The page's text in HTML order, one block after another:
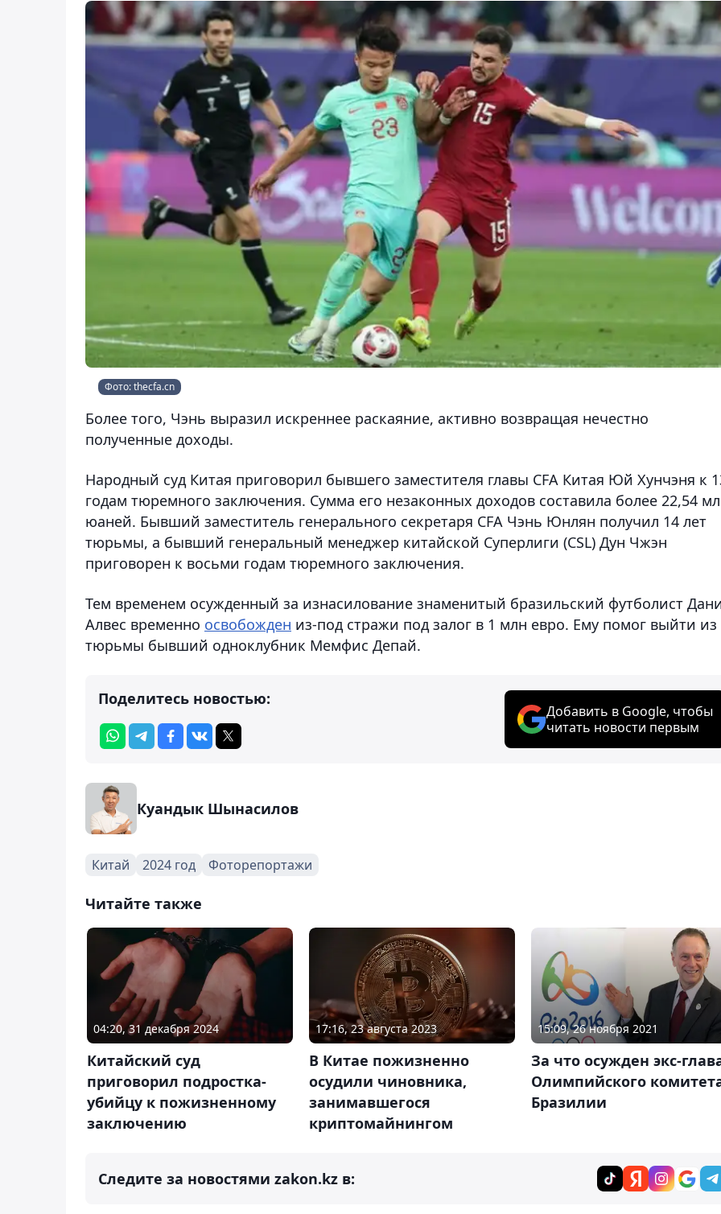
Фото: thecfa.cn
Более того, Чэнь выразил искреннее раскаяние, активно возвращая нечестно
полученные доходы.
Народный суд Китая приговорил бывшего заместителя главы CFA Китая Юй Хунчэня к
годам тюремного заключения. Сумма его незаконных доходов составила более 22,54
юаней. Бывший заместитель генерального секретаря CFA Чэнь Юнлян получил 14 лет
тюрьмы, а бывший генеральный менеджер китайской Суперлиги (CSL) Дун Чжэн
приговорен к восьми годам тюремного заключения.
Тем временем осужденный за изнасилование знаменитый бразильский футболист
Алвес временно освобожден из-под стражи под залог в 1 млн евро. Ему помог выйти из
тюрьмы бывший одноклубник Мемфис Депай.
Поделитесь новостью:
Добавить в Google, чтобы
читать новости первым
Куандык Шынасилов
Китай 2024 год Фоторепортажи
Читайте также
04:20, 31 декабря 2024
Китайский суд
приговорил подростка-
убийцу к пожизненному
заключению
17:16, 23 августа 2023
В Китае пожизненно
осудили чиновника,
занимавшегося
криптомайнингом
15:09, 26 ноября 2021
За что осужден экс-
Олимпийского
Бразилии
Следите за новостями zakon.kz в: